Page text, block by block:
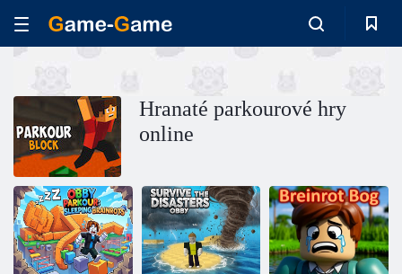
Hranaté parkourové hry
online